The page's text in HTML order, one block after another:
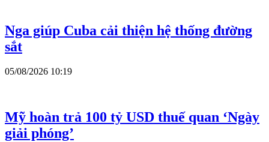
Nga giúp Cuba cải thiện hệ thống đường
sắt
05/08/2026 10:19
Mỹ hoàn trả 100 tỷ USD thuế quan ‘Ngày
giải phóng’